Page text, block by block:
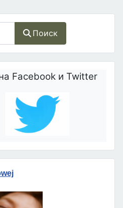
Поиск
Facebook и Twitter